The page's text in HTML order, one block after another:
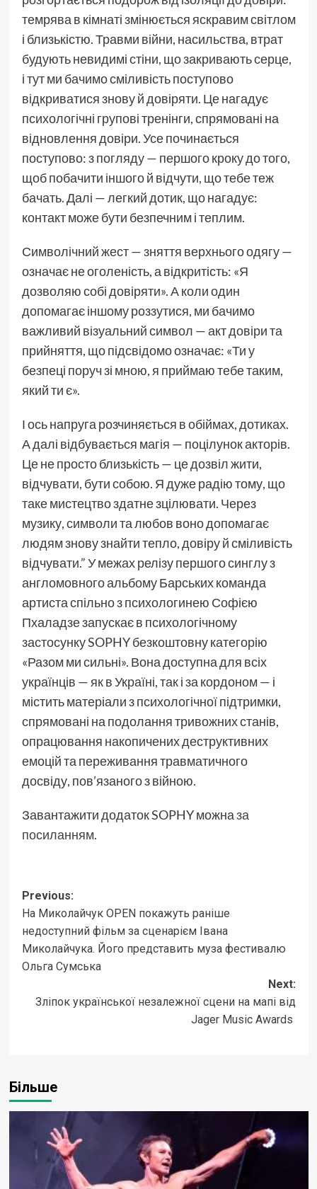
темрява в кімнаті змінюється яскравим світлом
і близькістю. Травми війни, насильства, втрат
будують невидимі стіни, що закривають серце,
і тут ми бачимо сміливість поступово
відкриватися знову й довіряти. Це нагадує
психологічні групові тренінги, спрямовані на
відновлення довіри. Усе починається
поступово: з погляду — першого кроку до того,
щоб побачити іншого й відчути, що тебе теж
бачать. Далі — легкий дотик, що нагадує:
контакт може бути безпечним і теплим.
Символічний жест — зняття верхнього одягу —
означає не оголеність, а відкритість: «Я
дозволяю собі довіряти». А коли один
допомагає іншому роззутися, ми бачимо
важливий візуальний символ — акт довіри та
прийняття, що підсвідомо означає: «Ти у
безпеці поруч зі мною, я приймаю тебе таким,
який ти є».
І ось напруга розчиняється в обіймах, дотиках.
А далі відбувається магія — поцілунок акторів.
Це не просто близькість — це дозвіл жити,
відчувати, бути собою. Я дуже радію тому, що
таке мистецтво здатне зцілювати. Через
музику, символи та любов воно допомагає
людям знову знайти тепло, довіру й сміливість
відчувати.” У межах релізу першого синглу з
англомовного альбому Барських команда
артиста спільно з психологинею Софією
Пхаладзе запускає в психологічному
застосунку SOPHY безкоштовну категорію
«Разом ми сильні». Вона доступна для всіх
українців — як в Україні, так і за кордоном — і
містить матеріали з психологічної підтримки,
спрямовані на подолання тривожних станів,
опрацювання накопичених деструктивних
емоцій та переживання травматичного
досвіду, пов’язаного з війною.
Завантажити додаток SOPHY можназа
посиланням.
Post
navigation
Previous:
На Миколайчук OPEN покажуть раніше
недоступний фільм за сценарієм Івана
Миколайчука. Його представить муза фестивалю
Ольга Сумська
Next:
Зліпок української незалежної сцени на мапі від
Jager Music Awards
Більше